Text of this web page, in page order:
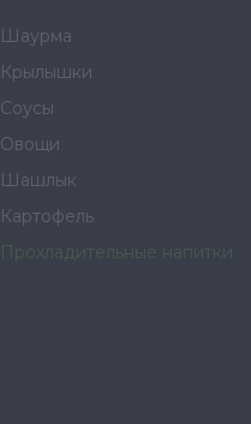
Шаурма
Крылышки
Соусы
Овощи
Шашлык
Картофель
Прохладительные напитки